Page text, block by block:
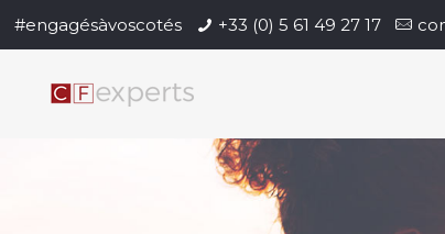
#engagésàvoscotés +33 (0) 5 61 49 27 17